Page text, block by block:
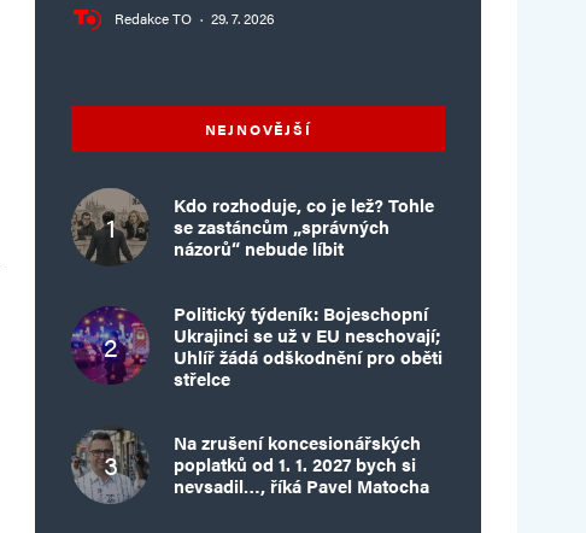
Redakce TO · 29. 7. 2026
NEJNOVĚJŠÍ
Kdo rozhoduje, co je lež? Tohle
se zastáncům „správných
názorů“ nebude líbit
Politický týdeník: Bojeschopní
Ukrajinci se už v EU neschovají;
Uhlíř žádá odškodnění pro oběti
střelce
Na zrušení koncesionářských
poplatků od 1. 1. 2027 bych si
nevsadil…, říká Pavel Matocha